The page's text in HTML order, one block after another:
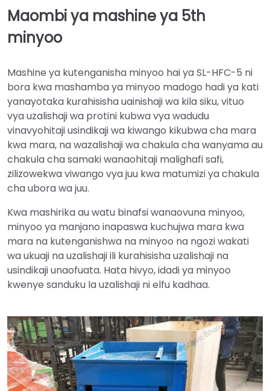
Maombi ya mashine ya 5th
minyoo
Mashine ya kutenganisha minyoo hai ya SL-HFC-5 ni
bora kwa mashamba ya minyoo madogo hadi ya kati
yanayotaka kurahisisha uainishaji wa kila siku, vituo
vya uzalishaji wa protini kubwa vya wadudu
vinavyohitaji usindikaji wa kiwango kikubwa cha mara
kwa mara, na wazalishaji wa chakula cha wanyama au
chakula cha samaki wanaohitaji malighafi safi,
zilizowekwa viwango vya juu kwa matumizi ya chakula
cha ubora wa juu.
Kwa mashirika au watu binafsi wanaovuna minyoo,
minyoo ya manjano inapaswa kuchujwa mara kwa
mara na kutenganishwa na minyoo na ngozi wakati
wa ukuaji na uzalishaji ili kurahisisha uzalishaji na
usindikaji unaofuata. Hata hivyo, idadi ya minyoo
kwenye sanduku la uzalishaji ni elfu kadhaa.